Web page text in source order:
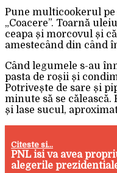
Pune multicookerul
„Coacere”. Toarnă
ceapa și morcovul și
amestecând din când
Când legumele s-au
pasta de roșii și
Potrivește de sare și
minute să se călească.
și lase sucul,
Citeste si...
PNL isi va avea
alegerile